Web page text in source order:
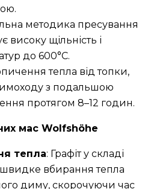
методика пресування
високу щільність і
до 600°C.
тепла від топки,
з подальшою
протягом 8–12 годин.
мас Wolfshöhe
тепла: Графіт у складі
вбирання тепла
диму, скорочуючи час